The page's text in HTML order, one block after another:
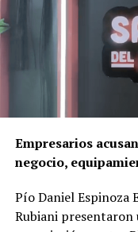
Así pues, esta visto
sufrió heridas físicas.
Un crimen
A diferencia de lo
directamente
de franquicias.
Según el delegado
del caso, Gomes
el control de la red,
Empresarios
negocio,
Pío Daniel Espinoza
Rubiani